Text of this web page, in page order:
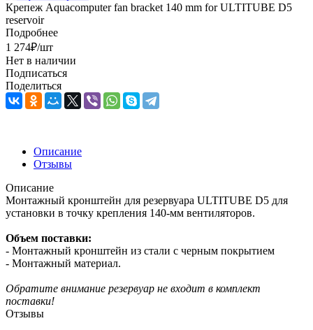
Крепеж Aquacomputer fan bracket 140 mm for ULTITUBE D5
reservoir
Подробнее
1 274₽/шт
Нет в наличии
Подписаться
Поделиться
Описание
Отзывы
Описание
Монтажный кронштейн для резервуара ULTITUBE D5 для
установки в точку крепления 140-мм вентиляторов.
Объем поставки:
- Монтажный кронштейн из стали с черным покрытием
- Монтажный материал.
Обратите внимание резервуар не входит в комплект
поставки!
Отзывы